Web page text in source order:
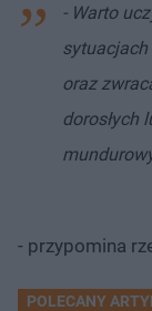
- Warto
oraz
dorosłych
- przypomina
POLECANY